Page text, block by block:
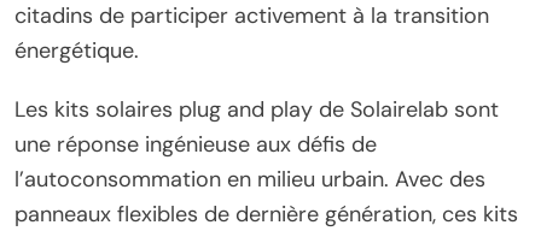
citadins de participer activement à la transition
énergétique.
Les kits solaires plug and play de Solairelab sont
une réponse ingénieuse aux défis de
l’autoconsommation en milieu urbain. Avec des
panneaux flexibles de dernière génération, ces kits